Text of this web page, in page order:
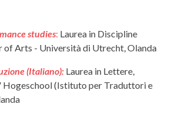
studies: Laurea in Discipline
of Arts - Università di Utrecht, Olanda
(Italiano): Laurea in Lettere,
Hogeschool (Istituto per Traduttori e